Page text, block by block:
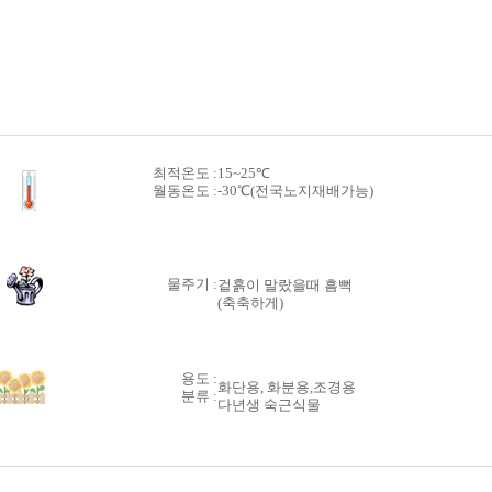
최적온도 :
월동온도 :
15~25℃
-30℃(전국노지재배가능)
물주기 :겉흙이 말랐을때 흠뻑
(축축하게)
용도 :
분류 :
화단용, 화분용,조경용
다년생 숙근식물